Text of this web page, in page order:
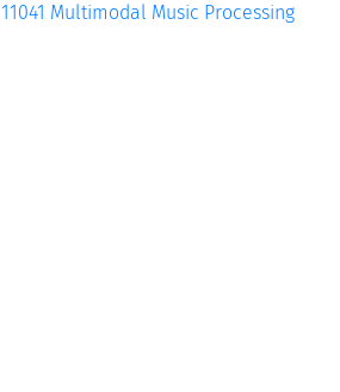
11041 Multimodal Music Processing